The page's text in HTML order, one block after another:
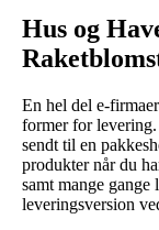
Hus og
En hel del e-
former for levering.
sendt til en
produkter når du
samt mange gange
leveringsversion